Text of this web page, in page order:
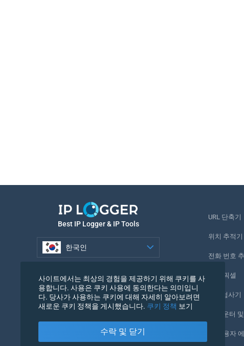
Best IP Logger & IP Tools
한국인
URL 단축기
위치 추적기
전화 번호
추적 픽셀
URL 검사기
IP 카운터
내 사용자
사이트에서는 최상의 경험을 제공하기 위해 쿠키를 사
용합니다. 사용은 쿠키 사용에 동의한다는 의미입니
다. 당사가 사용하는 쿠키에 대해 자세히 알아보려면
새로운 쿠키 정책을 게시했습니다. 쿠키 정책 보기
수락 및 닫기